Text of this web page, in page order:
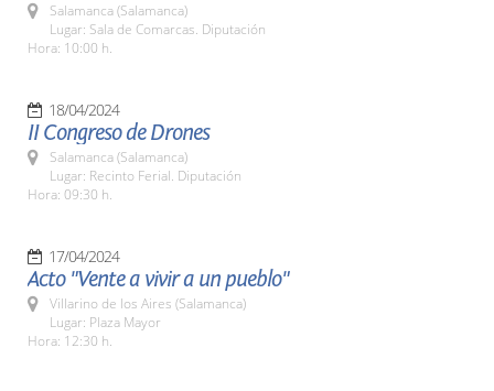
Salamanca (Salamanca)
Lugar: Sala de Comarcas. Diputación
Hora: 10:00 h.
18/04/2024
II Congreso de Drones
Salamanca (Salamanca)
Lugar: Recinto Ferial. Diputación
Hora: 09:30 h.
17/04/2024
Acto "Vente a vivir a un pueblo"
Villarino de los Aires (Salamanca)
Lugar: Plaza Mayor
Hora: 12:30 h.